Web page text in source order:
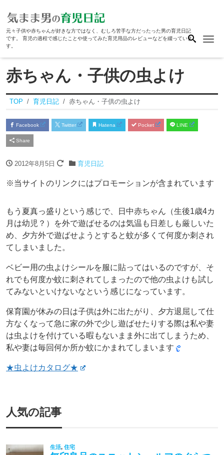
元々子供や赤ちゃんが好きな方ではなく、むしろ苦手な方だったった男の育児日記
です。 育児の過程で感じたことや使ってみた育児用品のレビューなどを綴っていま
す。
赤ちゃん・子供の虫よけ
TOP 育児日記 赤ちゃん・子供の虫よけ
Facebook Twitter Hatena Pocket LINE
Share
2012年8月5日 育児日記
※当サイトのリンクにはプロモーションが含まれています
もう夏真っ盛りという感じで、日中赤ちゃん（生後1歳4カ
月は幼児？）を外で遊ばせるのは気温も日差しも厳しいた
め、夕方外で遊ばせようとすると蚊が多くて何度か刺され
てしまいました。
ベビー用の虫よけシールを服に貼ってはいるのですが、そ
れでも何度か蚊に刺されてしまったので他の虫よけも試し
てみないといけないなという感じになっています。
保育園が休みの日は子供は外に出たがり、夕方退屈して仕
方なくなって急に家の外で少し遊ばせたりする際は私や妻
は虫よけを付けている暇もないまま外に出てしまうため、
私や妻は毎回何か所か蚊にかまれてしまいます
★虫よけカタログ★
人気の記事